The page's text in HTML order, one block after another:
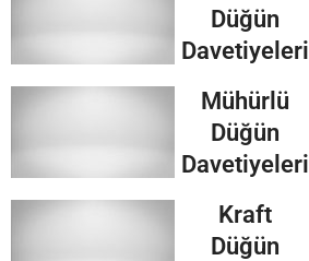
Düğün
Davetiyeleri
Mühürlü
Düğün
Davetiyeleri
Kraft
Düğün